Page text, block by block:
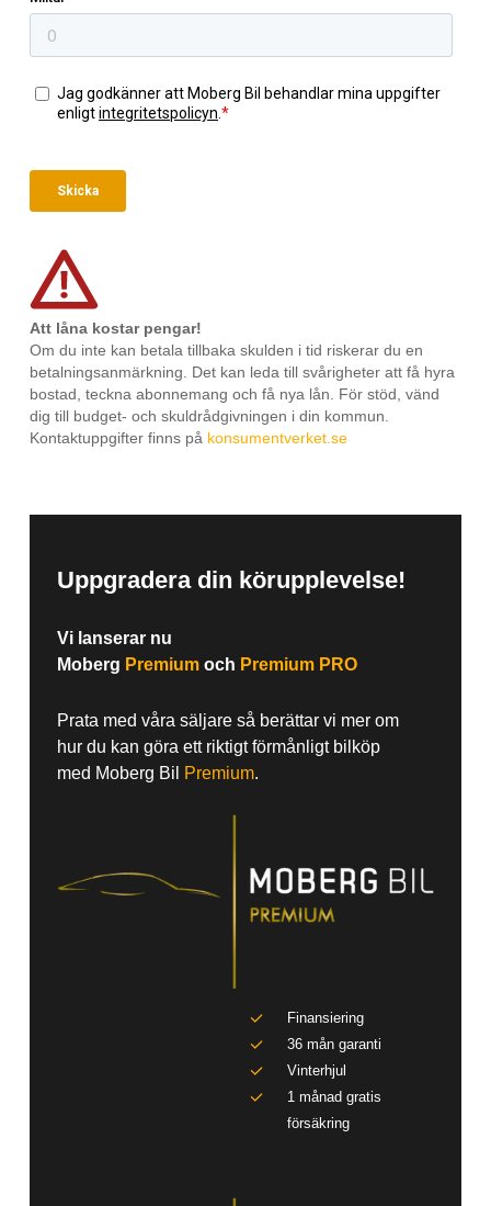
Att låna kostar pengar!
Om du inte kan betala tillbaka skulden i tid riskerar du en
betalningsanmärkning. Det kan leda till svårigheter att få hyra
bostad, teckna abonnemang och få nya lån. För stöd, vänd
dig till budget- och skuldrådgivningen i din kommun.
Kontaktuppgifter finns på konsumentverket.se
Uppgradera din körupplevelse!
Vi lanserar nu
Moberg Premiumoch Premium PRO
Prata med våra säljare så berättar vi mer om
hur du kan göra ett riktigt förmånligt bilköp
med Moberg Bil
Premium.
Finansiering
36 mån garanti
Vinterhjul
1 månad gratis
försäkring